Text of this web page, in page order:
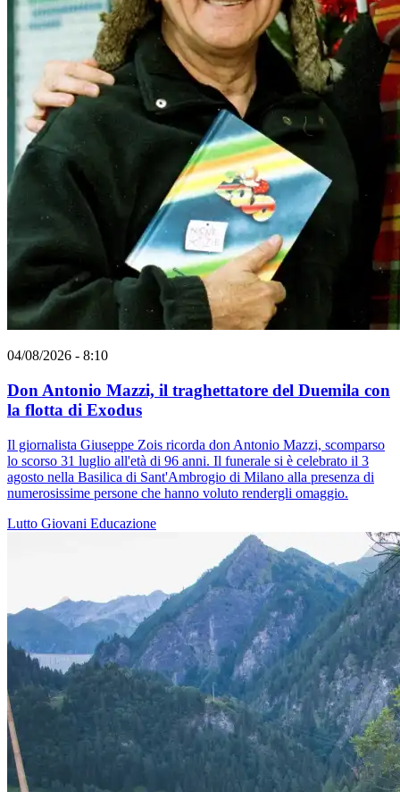
04/08/2026 - 8:10
Don Antonio Mazzi, il traghettatore del Duemila con
la flotta di Exodus
Il giornalista Giuseppe Zois ricorda don Antonio Mazzi, scomparso
lo scorso 31 luglio all'età di 96 anni. Il funerale si è celebrato il 3
agosto nella Basilica di Sant'Ambrogio di Milano alla presenza di
numerosissime persone che hanno voluto rendergli omaggio.
Lutto Giovani Educazione